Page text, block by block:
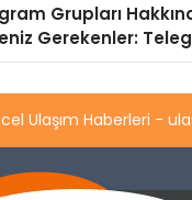
Grupları
Gerekenler:
İçin Kategori
Ulaşım Haberleri -